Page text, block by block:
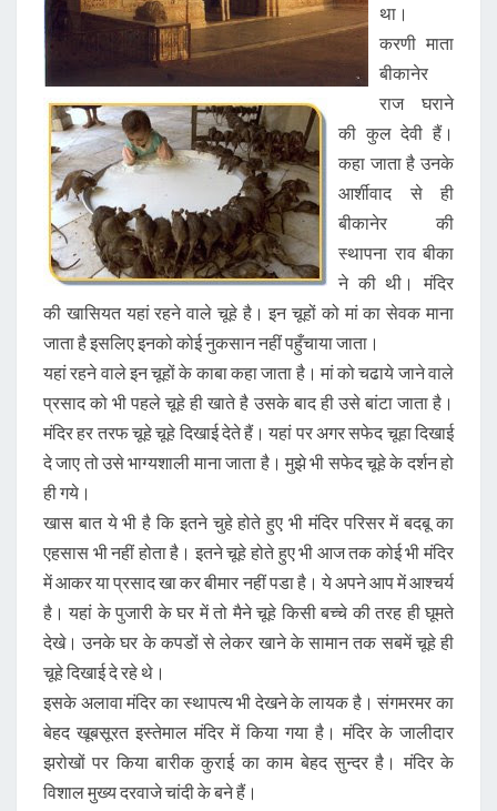
था।
करणी माता
बीकानेर
राज घराने
की कुल देवी हैं।
कहा जाता है उनके
आर्शीवाद से ही
बीकानेर की
स्थापना राव बीका
ने की थी। मंदिर
की खासियत यहां रहने वाले चूहे है। इन चूहों को मां का सेवक माना
जाता है इसलिए इनको कोई नुकसान नहीं पहुँचाया जाता।
यहां रहने वाले इन चूहों के काबा कहा जाता है। मां को चढाये जाने वाले
प्रसाद को भी पहले चूहे ही खाते है उसके बाद ही उसे बांटा जाता है।
मंदिर हर तरफ चूहे चूहे दिखाई देते हैं। यहां पर अगर सफेद चूहा दिखाई
दे जाए तो उसे भाग्यशाली माना जाता है। मुझे भी सफेद चूहे के दर्शन हो
ही गये।
खास बात ये भी है कि इतने चुहे होते हुए भी मंदिर परिसर में बदबू का
एहसास भी नहीं होता है। इतने चूहे होते हुए भी आज तक कोई भी मंदिर
में आकर या प्रसाद खा कर बीमार नहीं पडा है। ये अपने आप में आश्चर्य
है। यहां के पुजारी के घर में तो मैने चूहे किसी बच्चे की तरह ही घूमते
देखे। उनके घर के कपडों से लेकर खाने के सामान तक सबमें चूहे ही
चूहे दिखाई दे रहे थे।
इसके अलावा मंदिर का स्थापत्य भी देखने के लायक है। संगमरमर का
बेहद खूबसूरत इस्तेमाल मंदिर में किया गया है। मंदिर के जालीदार
झरोखों पर किया बारीक कुराई का काम बेहद सुन्दर है। मंदिर के
विशाल मुख्य दरवाजे चांदी के बने हैं।